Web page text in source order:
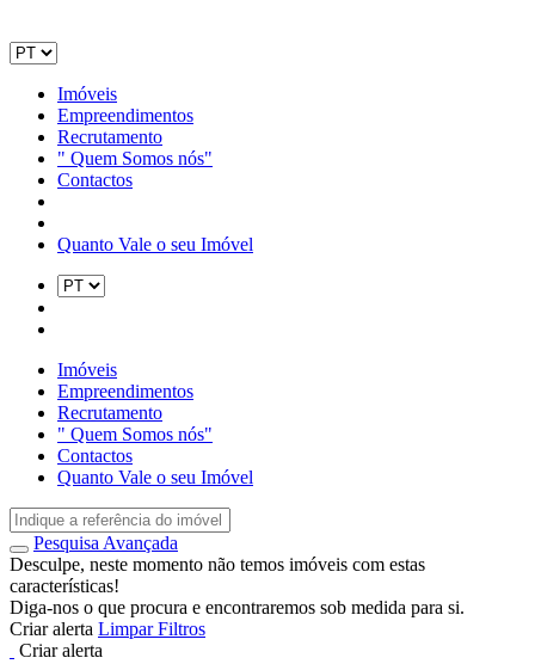
Imóveis
Empreendimentos
Recrutamento
" Quem Somos nós"
Contactos
Quanto Vale o seu Imóvel
Imóveis
Empreendimentos
Recrutamento
" Quem Somos nós"
Contactos
Quanto Vale o seu Imóvel
Pesquisa Avançada
Desculpe, neste momento não temos imóveis com estas
características!
Diga-nos o que procura e encontraremos sob medida para si.
Criar alerta Limpar Filtros
Criar alerta